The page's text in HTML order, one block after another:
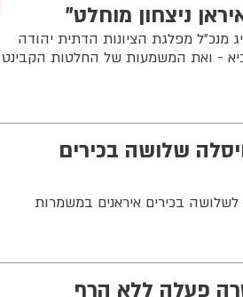
ניצחון מוחלט״
מנכ״ל מפלגת הציונות הדתית יהודה
- ואת המשמעות של החלטות הקבינט
שלושה בכירים
בכירים איראנים במשמרות